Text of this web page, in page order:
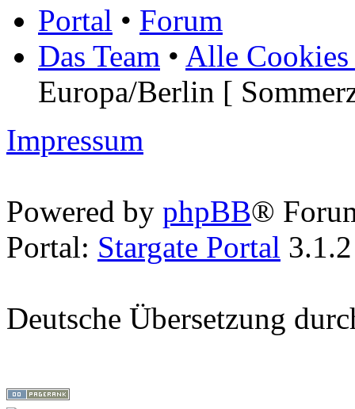
Portal • Forum
Das Team • Alle Cookies
Europa/Berlin [
Impressum
Powered by phpBB®
Portal: Stargate Portal
Deutsche Übersetzung